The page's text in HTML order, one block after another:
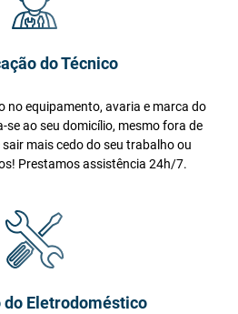
do Técnico
no equipamento, avaria e marca do
se ao seu domicílio, mesmo fora de
mais cedo do seu trabalho ou
Prestamos assistência 24h/7.
do Eletrodoméstico